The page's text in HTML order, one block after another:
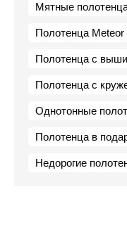
Мятные
Полотенца Meteor
Полотенца с
Полотенца с
Однотонные
Полотенца в
Недорогие